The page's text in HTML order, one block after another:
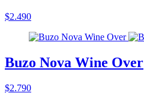
$2.490
Buzo Nova Wine Over
$2.790